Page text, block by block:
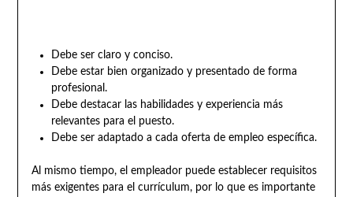
Debe ser claro y conciso.
Debe estar bien organizado y presentado de forma
profesional.
Debe destacar las habilidades y experiencia más
relevantes para el puesto.
Debe ser adaptado a cada oferta de empleo específica.
Al mismo tiempo, el empleador puede establecer requisitos
más exigentes para el currículum, por lo que es importante